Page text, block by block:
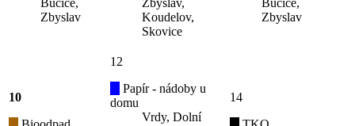
Bučice,
Zbyslav
Zbyslav,
Koudelov,
Skovice
Bučice,
Zbyslav
10
12
Papír - nádoby u
domu
Vrdy, Dolní
14